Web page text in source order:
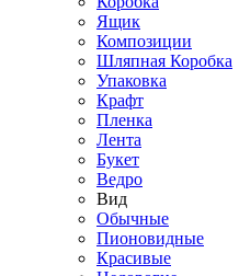
Ящик
Композиции
Шляпная Коробка
Упаковка
Крафт
Пленка
Лента
Букет
Ведро
Вид
Обычные
Пионовидные
Красивые